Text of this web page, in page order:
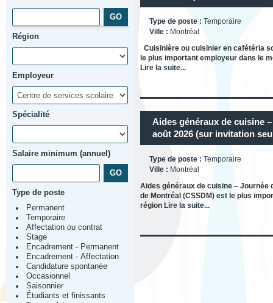
Région
Employeur
Spécialité
Salaire minimum (annuel)
Type de poste
Permanent
Temporaire
Affectation ou contrat
Stage
Encadrement - Permanent
Encadrement - Affectation
Candidature spontanée
Occasionnel
Saisonnier
Étudiants et finissants
Type de poste : Temporaire
Ville : Montréal
Cuisinière ou cuisinier en cafétéria
le plus important employeur dans le
Lire la suite...
Aides généraux de cuisine
août 2026 (sur invitation
Type de poste : Temporaire
Ville : Montréal
Aides généraux de cuisine –
de Montréal (CSSDM) est le plus
région Lire la suite...